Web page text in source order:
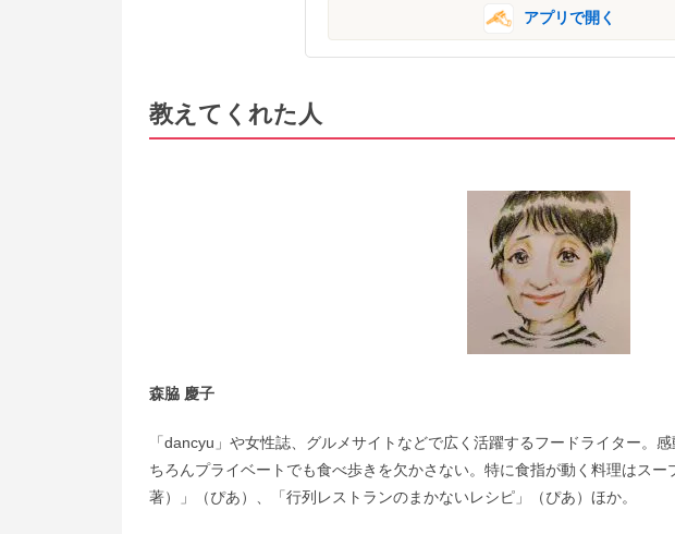
アプリで開く
教えてくれた人
森脇 慶子
「dancyu」や女性誌、グルメサイトなどで広く活躍するフードライター。
ちろんプライベートでも食べ歩きを欠かさない。特に食指が動く料理はス
著）」（ぴあ）、「行列レストランのまかないレシピ」（ぴあ）ほか。